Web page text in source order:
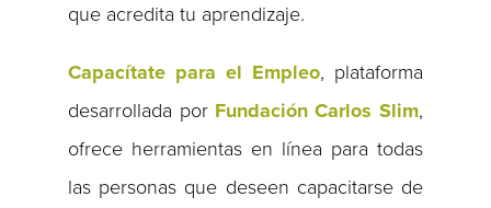
que acredita tu aprendizaje.
Capacítate para el Empleo, plataforma
desarrollada por Fundación Carlos Slim,
ofrece herramientas en línea para todas
las personas que deseen capacitarse de